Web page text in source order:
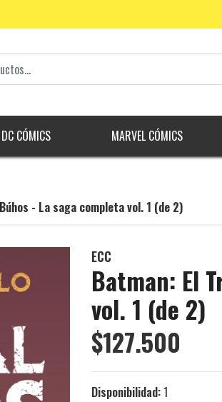
DC CÓMICS MARVEL CÓMICS
- La saga completa vol. 1 (de 2)
ECC
Batman: El
vol. 1 (de 2)
$127.500
Disponibilidad:1